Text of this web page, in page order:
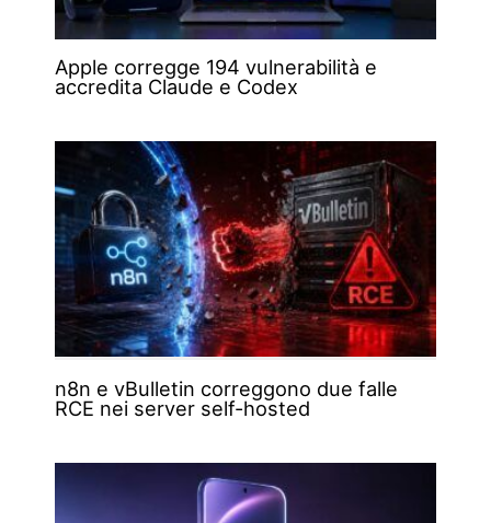
Apple corregge 194 vulnerabilità e
accredita Claude e Codex
n8n e vBulletin correggono due falle
RCE nei server self-hosted